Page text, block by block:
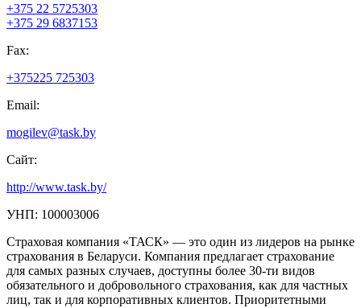
+375 22 5725303
+375 29 6837153
Fax:
+375225 725303
Email:
mogilev@task.by
Сайт:
http://www.task.by/
УНП: 100003006
Страховая компания «ТАСК» — это один из лидеров на рынке
страхования в Беларуси. Компания предлагает страхование
для самых разных случаев, доступны более 30-ти видов
обязательного и добровольного страхования, как для частных
лиц, так и для корпоративных клиентов. Приоритетными